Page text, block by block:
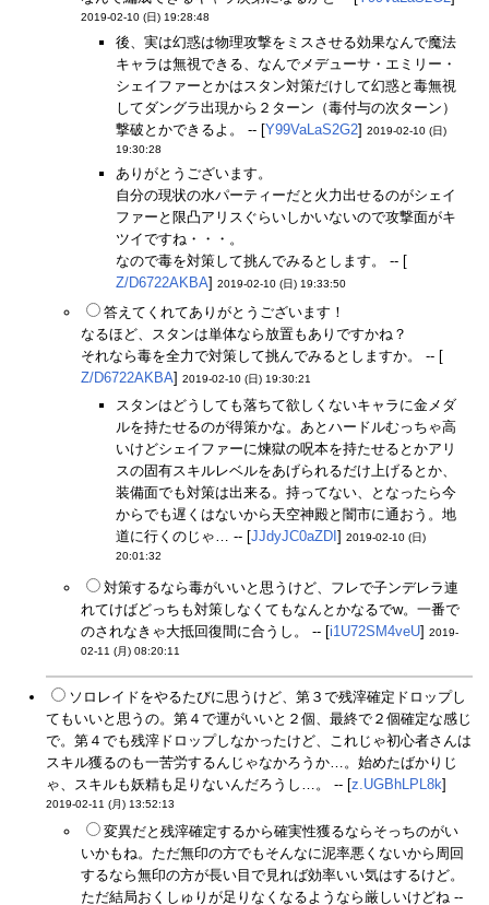
2019-02-10 (日) 19:28:48
後、実は幻惑は物理攻撃をミスさせる効果なんで魔法
キャラは無視できる、なんでメデューサ・エミリー・
シェイファーとかはスタン対策だけして幻惑と毒無視
してダングラ出現から２ターン（毒付与の次ターン）
撃破とかできるよ。 -- [Y99VaLaS2G2] 2019-02-10 (日)
19:30:28
ありがとうございます。
自分の現状の水パーティーだと火力出せるのがシェイ
ファーと限凸アリスぐらいしかいないので攻撃面がキ
ツイですね・・・。
なので毒を対策して挑んでみるとします。 -- [
Z/D6722AKBA] 2019-02-10 (日) 19:33:50
答えてくれてありがとうございます！
なるほど、スタンは単体なら放置もありですかね？
それなら毒を全力で対策して挑んでみるとしますか。 -- [
Z/D6722AKBA] 2019-02-10 (日) 19:30:21
スタンはどうしても落ちて欲しくないキャラに金メダ
ルを持たせるのが得策かな。あとハードルむっちゃ高
いけどシェイファーに煉獄の呪本を持たせるとかアリ
スの固有スキルレベルをあげられるだけ上げるとか、
装備面でも対策は出来る。持ってない、となったら今
からでも遅くはないから天空神殿と闇市に通おう。地
道に行くのじゃ… -- [JJdyJC0aZDI ] 2019-02-10 (日)
20:01:32
対策するなら毒がいいと思うけど、フレで子ンデレラ連
れてけばどっちも対策しなくてもなんとかなるでw。一番で
のされなきゃ大抵回復間に合うし。 -- [i1U72SM4veU] 2019-
02-11 (月) 08:20:11
ソロレイドをやるたびに思うけど、第３で残滓確定ドロップし
てもいいと思うの。第４で運がいいと２個、最終で２個確定な感じ
で。第４でも残滓ドロップしなかったけど、これじゃ初心者さんは
スキル獲るのも一苦労するんじゃなかろうか…。始めたばかりじ
ゃ、スキルも妖精も足りないんだろうし…。 -- [z.UGBhLPL8k]
2019-02-11 (月) 13:52:13
変異だと残滓確定するから確実性獲るならそっちのがい
いかもね。ただ無印の方でもそんなに泥率悪くないから周回
するなら無印の方が長い目で見れば効率いい気はするけど。
ただ結局おくしゅりが足りなくなるようなら厳しいけどね --